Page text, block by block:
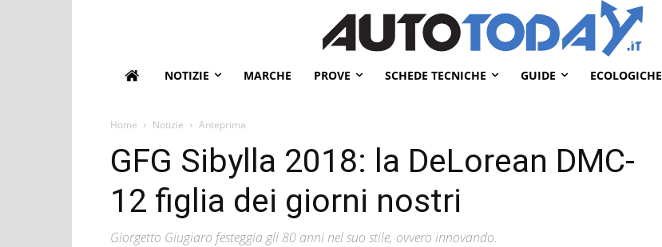
NOTIZIE MARCHE PROVE SCHEDE TECNICHE GUIDE ECOLOGICHE
Home Notizie Anteprima
GFG Sibylla 2018: la DeLorean DMC-
12 figlia dei giorni nostri
Giorgetto Giugiaro festeggia gli 80 anni nel suo stile, ovvero innovando.